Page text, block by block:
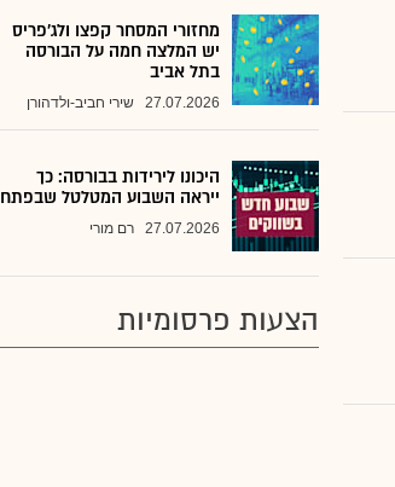
מחזורי המסחר קפצו ולג'פריס
יש המלצה חמה על הבורסה
בתל אביב
27.07.2026 שירי חביב-ולדהורן
היכונו לירידות בבורסה: כך
ייראה השבוע המטלטל שבפתח
27.07.2026 רם מורי
הצעות פרסומיות